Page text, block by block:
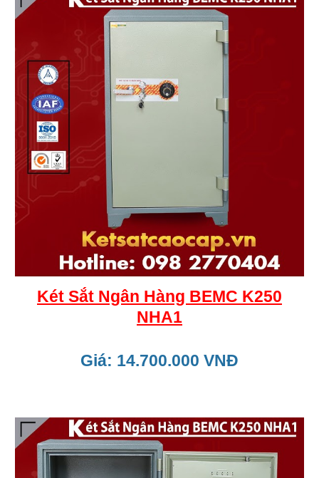
Két Sắt Ngân Hàng BEMC K250
NHA1
Giá: 14.700.000 VNĐ